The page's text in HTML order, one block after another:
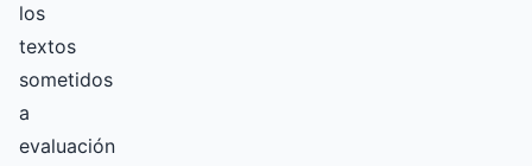
los
textos
sometidos
a
evaluación